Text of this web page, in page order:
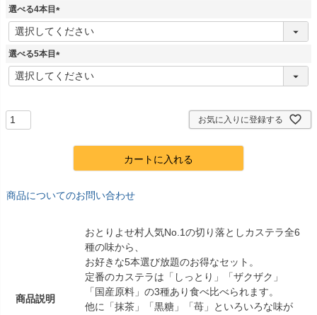
須
選べる4本目
(
必
須
選べる5本目
(
必
お気に入りに登録する
カートに入れる
商品についてのお問い合わせ
商品説明
おとりよせ村人気No.1の切り落としカステラ全6
種の味から、
お好きな5本選び放題のお得なセット。
定番のカステラは「しっとり」「ザクザク」
「国産原料」の3種あり食べ比べられます。
他に「抹茶」「黒糖」「苺」といろいろな味が